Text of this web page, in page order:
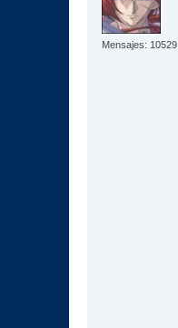
Mensajes: 10529